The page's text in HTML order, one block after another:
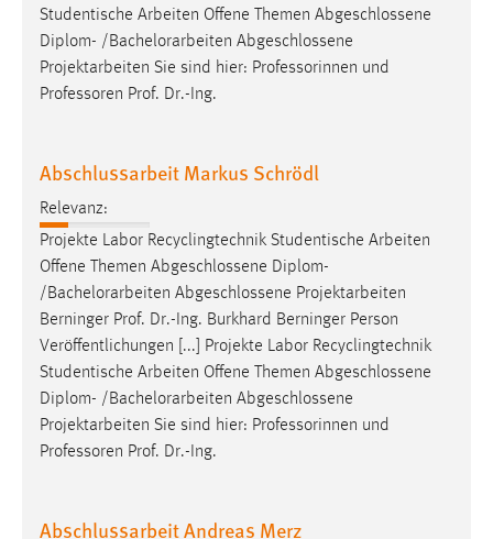
Studentische Arbeiten Offene Themen Abgeschlossene
Diplom- / Bachelorarbeiten Abgeschlossene
Projektarbeiten Sie sind hier: Professorinnen und
Professoren Prof. Dr.-Ing.
Abschlussarbeit Markus Schrödl
Relevanz:
Projekte Labor Recyclingtechnik Studentische Arbeiten
Offene Themen Abgeschlossene Diplom-
/Bachelorarbeiten Abgeschlossene Projektarbeiten
Berninger Prof. Dr.-Ing. Burkhard Berninger Person
Veröffentlichungen [...] Projekte Labor Recyclingtechnik
Studentische Arbeiten Offene Themen Abgeschlossene
Diplom- /Bachelorarbeiten Abgeschlossene
Projektarbeiten Sie sind hier: Professorinnen und
Professoren Prof. Dr.-Ing.
Abschlussarbeit Andreas Merz